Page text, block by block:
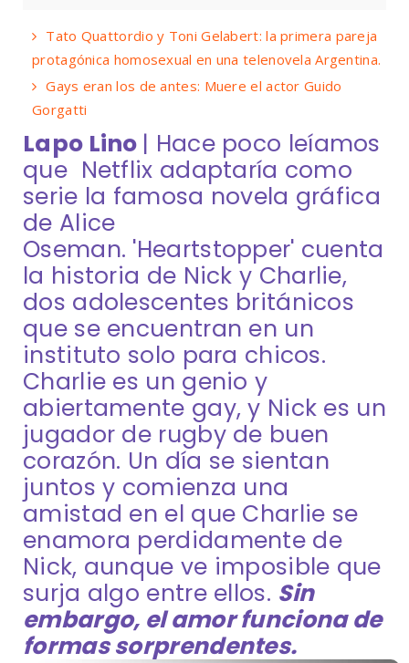
Tato Quattordio y Toni Gelabert: la primera pareja
protagónica homosexual en una telenovela Argentina.
Gays eran los de antes: Muere el actor Guido
Gorgatti
Lapo Lino | Hace poco leíamos
que Netflix adaptaría como
serie la famosa novela gráfica
de Alice
Oseman. 'Heartstopper' cuenta
la historia de Nick y Charlie,
dos adolescentes británicos
que se encuentran en un
instituto solo para chicos.
Charlie es un genio y
abiertamente gay, y Nick es un
jugador de rugby de buen
corazón. Un día se sientan
juntos y comienza una
amistad en el que Charlie se
enamora perdidamente de
Nick, aunque ve imposible que
surja algo entre ellos. Sin
embargo, el amor funciona de
formas sorprendentes.